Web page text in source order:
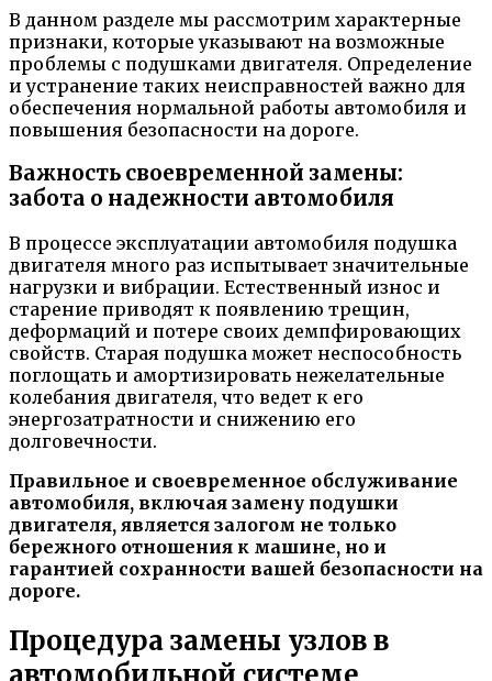
В данном разделе мы рассмотрим характерные
признаки, которые указывают на возможные
проблемы с подушками двигателя. Определение
и устранение таких неисправностей важно для
обеспечения нормальной работы автомобиля и
повышения безопасности на дороге.
Важность своевременной замены:
забота о надежности автомобиля
В процессе эксплуатации автомобиля подушка
двигателя много раз испытывает значительные
нагрузки и вибрации. Естественный износ и
старение приводят к появлению трещин,
деформаций и потере своих демпфировающих
свойств. Старая подушка может неспособность
поглощать и амортизировать нежелательные
колебания двигателя, что ведет к его
энергозатратности и снижению его
долговечности.
Правильное и своевременное обслуживание
автомобиля, включая замену подушки
двигателя, является залогом не только
бережного отношения к машине, но и
гарантией сохранности вашей безопасности на
дороге.
Процедура замены узлов в